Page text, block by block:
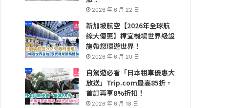
2026 年 6 月 22 日
新加坡航空【2026年全球航
線大優惠】樟宜機場世界級設
施帶您環遊世界！
2026 年 6 月 20 日
自駕遊必看「日本租車優惠大
放送」Trip.com最高85折，
首訂再享8%折扣！
2026 年 6 月 18 日